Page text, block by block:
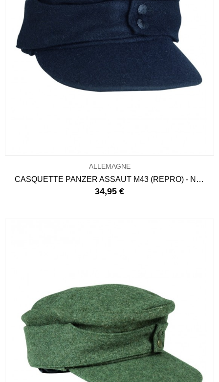
ALLEMAGNE
CASQUETTE PANZER ASSAUT M43 (REPRO) - NOIR
34,95 €